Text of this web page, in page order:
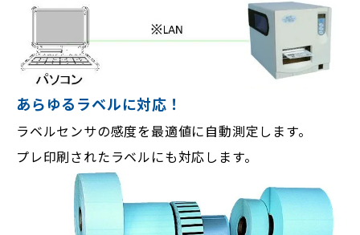
あらゆるラベルに対応！
ラベルセンサの感度を最適値に自動測定します。
プレ印刷されたラベルにも対応します。